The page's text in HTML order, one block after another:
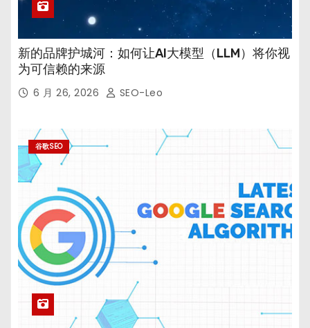
新的品牌护城河：如何让AI大模型（LLM）将你视
为可信赖的来源
6 月 26, 2026 SEO-Leo
谷歌SEO